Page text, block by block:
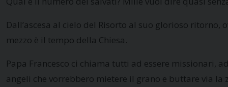
Dall’ascesa al cielo del Risorto al suo glorioso
mezzo è il tempo della Chiesa.
Papa Francesco ci chiama tutti ad essere missionari,
angeli che vorrebbero mietere il grano e buttare via